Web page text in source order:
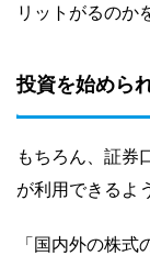
リットがるのか
投資を始めら
もちろん、証券
が利用できるよ
「国内外の株